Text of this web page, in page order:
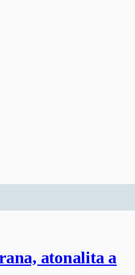
atonalita a